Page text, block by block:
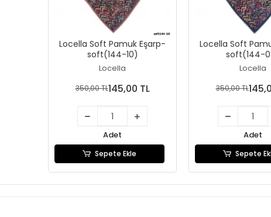
Locella Soft Pamuk Eşarp-
soft(144-10)
Locella
350,00 TL145,00 TL
Adet
Sepete Ekle
Locella Soft
soft(144-
Locella
350,00 TL
Adet
Sepete